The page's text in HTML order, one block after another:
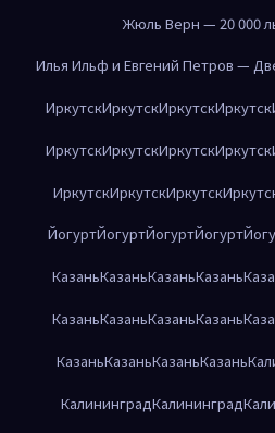
Жюль Верн — 20 000
Илья Ильф и Евгений Петров —
ИркутскИркутскИркутскИркутск
ИркутскИркутскИркутскИркутск
ИркутскИркутскИркутск
ЙогуртЙогуртЙогуртЙогурт
КазаньКазаньКазаньКазань
КазаньКазаньКазаньКазань
КазаньКазаньКазаньКазань
КалининградКалининград